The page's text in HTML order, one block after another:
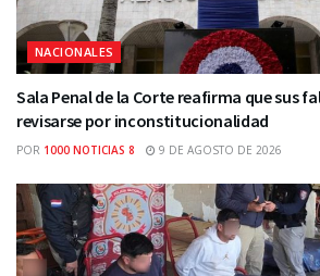
NACIONALES
Sala Penal de la Corte reafirma que sus
revisarse por inconstitucionalidad
POR 1000 NOTICIAS 8 9 DE AGOSTO DE 2026